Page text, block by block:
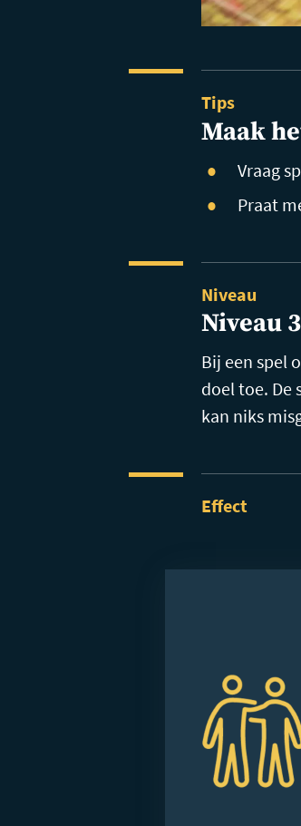
Tips
Maak
Vraag
Praat
Niveau
Niveau 3
Bij een spel
doel toe. De
kan niks
Effect